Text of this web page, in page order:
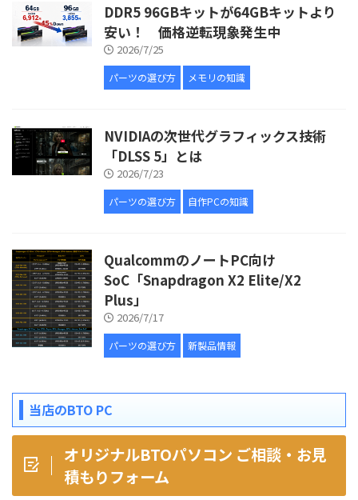
DDR5 96GBキットが64GBキットより
安い！ 価格逆転現象発生中
2026/7/25
パーツの選び方 メモリの知識
NVIDIAの次世代グラフィックス技術
「DLSS 5」とは
2026/7/23
パーツの選び方 自作PCの知識
QualcommのノートPC向け
SoC「Snapdragon X2 Elite/X2
Plus」
2026/7/17
パーツの選び方 新製品情報
当店のBTO PC
オリジナルBTOパソコン ご相談・お見
積もりフォーム